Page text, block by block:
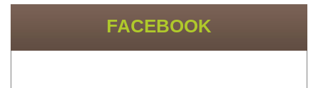
FACEBOOK